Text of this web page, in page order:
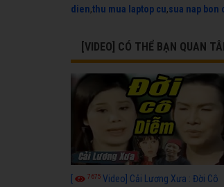
dien,thu mua laptop cu,sua nap bon
[VIDEO] CÓ THỂ BẠN QUAN
7675 Video] Cải Lương Xưa : Đời Cô